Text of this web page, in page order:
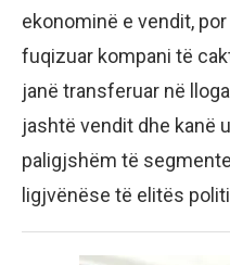
ekonominë e vendit,
fuqizuar kompani të
janë transferuar në
jashtë vendit dhe kanë
paligjshëm të
ligjvënëse të elitës